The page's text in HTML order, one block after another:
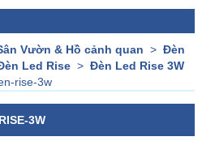
Vườn & Hồ cảnh quan > Đèn
Led Rise> Đèn Led Rise 3W
rise-3w
3W